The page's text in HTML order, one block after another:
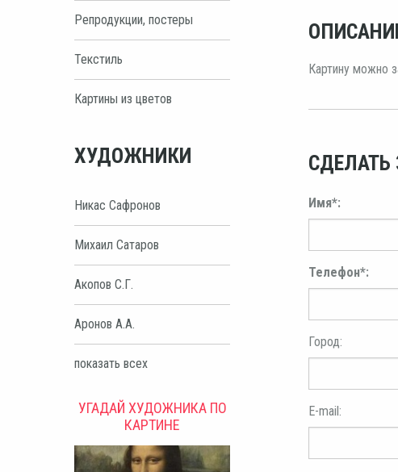
Репродукции, постеры
Текстиль
Картины из цветов
ХУДОЖНИКИ
Никас Сафронов
Михаил Сатаров
Акопов С.Г.
Аронов А.А.
показать всех
УГАДАЙ ХУДОЖНИКА ПО
КАРТИНЕ
Картину можно
СДЕЛАТЬ
Имя*:
Телефон*:
Город:
E-mail: